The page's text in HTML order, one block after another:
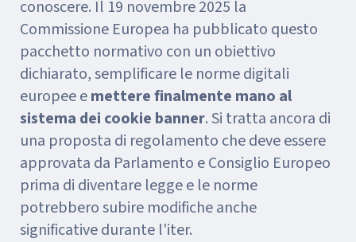
conoscere. Il 19 novembre 2025 la
Commissione Europea ha pubblicato questo
pacchetto normativo con un obiettivo
dichiarato, semplificare le norme digitali
europee emettere finalmente mano al
sistema dei cookie banner. Si tratta ancora di
una proposta di regolamento che deve essere
approvata da Parlamento e Consiglio Europeo
prima di diventare legge e le norme
potrebbero subire modifiche anche
significative durante l'iter.